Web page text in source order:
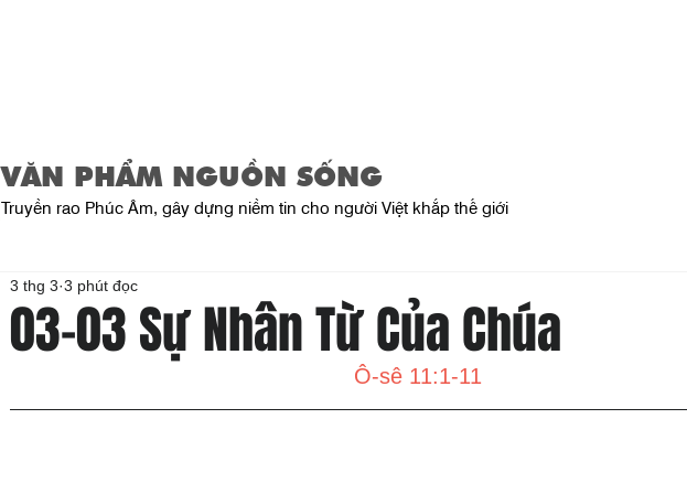
VĂN PHẨM NGUỒN SỐNG
Truyền rao Phúc Âm, gây dựng niềm tin cho người Việt khắp thế giới
03-03 Sự Nhân Từ Của Chúa
3 thg 3 3 phút đọc
Ô-sê 11:1-11